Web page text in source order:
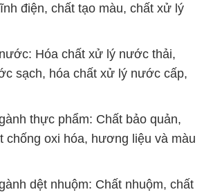
điện, chất tạo màu, chất xử lý
Hóa chất xử lý nước thải,
sạch, hóa chất xử lý nước cấp,
thực phẩm: Chất bảo quản,
chống oxi hóa, hương liệu và màu
dệt nhuộm: Chất nhuộm, chất